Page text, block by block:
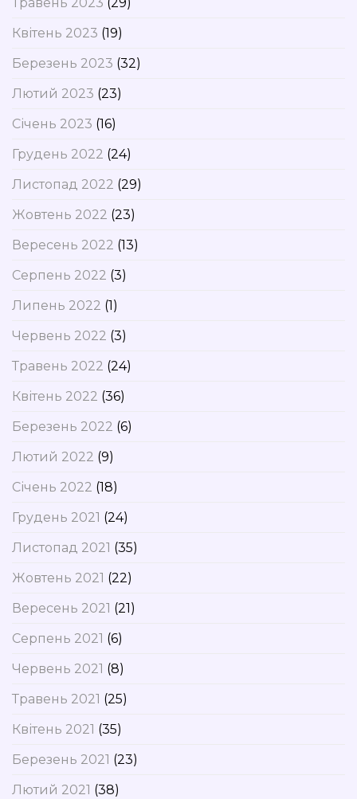
Квітень 2023 (19)
Березень 2023 (32)
Лютий 2023 (23)
Січень 2023 (16)
Грудень 2022 (24)
Листопад 2022 (29)
Жовтень 2022 (23)
Вересень 2022 (13)
Серпень 2022 (3)
Липень 2022 (1)
Червень 2022 (3)
Травень 2022 (24)
Квітень 2022 (36)
Березень 2022 (6)
Лютий 2022 (9)
Січень 2022 (18)
Грудень 2021 (24)
Листопад 2021 (35)
Жовтень 2021 (22)
Вересень 2021 (21)
Серпень 2021 (6)
Червень 2021 (8)
Травень 2021 (25)
Квітень 2021 (35)
Березень 2021 (23)
Лютий 2021 (38)